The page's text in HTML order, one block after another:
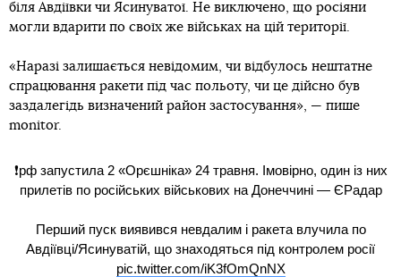
біля Авдіївки чи Ясинуватої. Не виключено, що росіяни
могли вдарити по своїх же військах на цій території.
«Наразі залишається невідомим, чи відбулось нештатне
спрацювання ракети під час польоту, чи це дійсно був
заздалегідь визначений район застосування», — пише
monitor.
❗️рф запустила 2 «Орєшніка» 24 травня. Імовірно, один із них
прилетів по російських військових на Донеччині — ЄРадар
Перший пуск виявився невдалим і ракета влучила по
Авдіївці/Ясинуватій, що знаходяться під контролем росії
pic.twitter.com/iK3fOmQnNX